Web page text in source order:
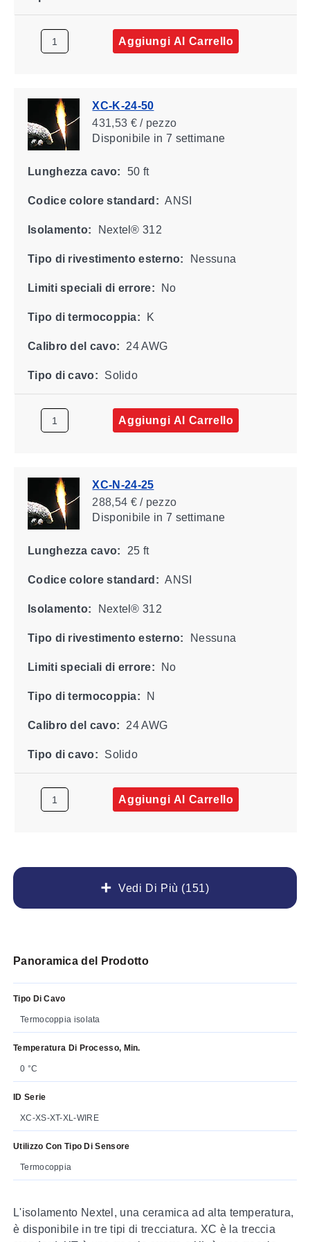
Vedi Di Più (151)
Aggiungi Al Carrello
XC-K-24-50
431,53 € / pezzo
Disponibile in 7 settimane
Lunghezza cavo: 50 ft
Codice colore standard: ANSI
Isolamento: Nextel® 312
Tipo di rivestimento esterno: Nessuna
Limiti speciali di errore: No
Tipo di termocoppia: K
Calibro del cavo: 24 AWG
Tipo di cavo: Solido
Aggiungi Al Carrello
XC-N-24-25
288,54 € / pezzo
Disponibile in 7 settimane
Lunghezza cavo: 25 ft
Codice colore standard: ANSI
Isolamento: Nextel® 312
Tipo di rivestimento esterno: Nessuna
Limiti speciali di errore: No
Tipo di termocoppia: N
Calibro del cavo: 24 AWG
Tipo di cavo: Solido
Aggiungi Al Carrello
Panoramica del Prodotto
Tipo Di Cavo
Termocoppia isolata
Temperatura Di Processo, Min.
0 °C
ID Serie
XC-XS-XT-XL-WIRE
Utilizzo Con Tipo Di Sensore
Termocoppia
L'isolamento Nextel, una ceramica ad alta temperatura,
è disponibile in tre tipi di trecciatura. XC è la treccia